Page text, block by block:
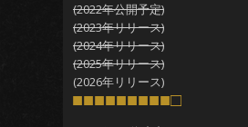
2025年10月(4)
2025年9月 (4)
2025年8月(5)
2025年7月(4)
(4)
(2022年公開予定)
(2023年リリース)
(2024年リリース)
(2025年リリース)
(2026年リリース)
■■■■■■■■■□